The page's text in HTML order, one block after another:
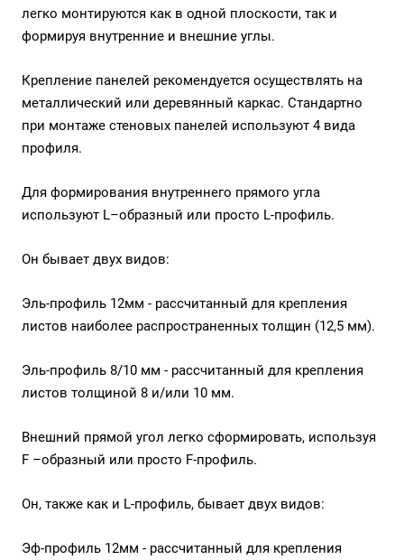
легко монтируются как в одной плоскости, так и
формируя внутренние и внешние углы.
Крепление панелей рекомендуется осуществлять на
металлический или деревянный каркас. Стандартно
при монтаже стеновых панелей используют 4 вида
профиля.
Для формирования внутреннего прямого угла
используют L–образный или просто L-профиль.
Он бывает двух видов:
Эль-профиль 12мм - рассчитанный для крепления
листов наиболее распространенных толщин (12,5 мм).
Эль-профиль 8/10 мм - рассчитанный для крепления
листов толщиной 8 и/или 10 мм.
Внешний прямой угол легко сформировать, используя
F –образный или просто F-профиль.
Он, также как и L-профиль, бывает двух видов:
Эф-профиль 12мм - рассчитанный для крепления